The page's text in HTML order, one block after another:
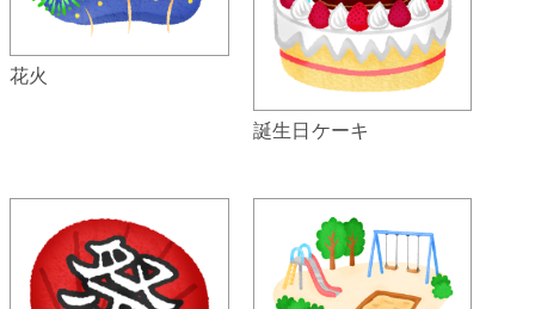
花火
誕生日ケーキ